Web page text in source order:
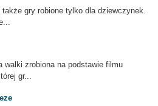
gry robione tylko dla dziewczynek.
walki zrobiona na podstawie filmu
gr...